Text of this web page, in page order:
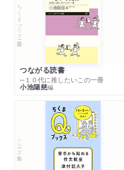
ちくまプリマー新書
つながる読書
─１０代に推したいこの一冊
小池陽慈編
シリーズ・全集